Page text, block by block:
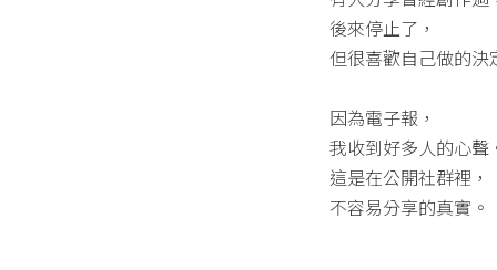
後來停止了，
但很喜歡自己做的決
因為電子報，
我收到好多人的心聲
這是在公開社群裡，
不容易分享的真實。